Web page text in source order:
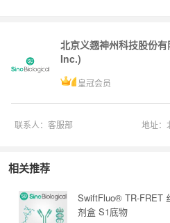
北京义翘神州科技股份
Inc.)
皇冠会员
联系人： 客服部 地址：
相关推荐
SwiftFluo® TR-FRET
剂盒 S1底物